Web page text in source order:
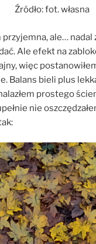
Źródło: fot. własna
przyjemna, ale… nadal
Ale efekt na
więc
Balans bieli plus
prostego
nie